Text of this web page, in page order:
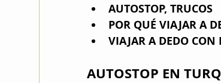
AUTOSTOP, TRUCOS
POR QUÉ VIAJAR A
VIAJAR A DEDO CON
AUTOSTOP EN